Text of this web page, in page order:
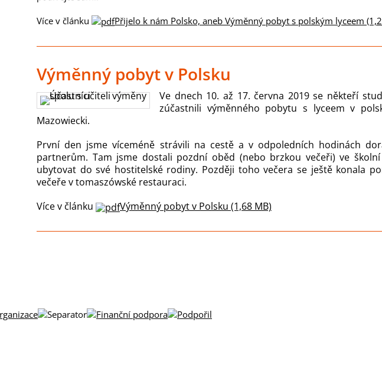
Více v článku Přijelo k nám Polsko, aneb Výměnný pobyt s polským lyceem
Výměnný pobyt v Polsku
Ve dnech 10. až 17. června 2019 se někteří
zúčastnili výměnného pobytu s lyceem v
Mazowiecki.
První den jsme víceméně strávili na cestě a v odpoledních hodinách
partnerům. Tam jsme dostali pozdní oběd (nebo brzkou večeři) ve
ubytovat do své hostitelské rodiny. Později toho večera se ještě konala
večeře v tomaszówské restauraci.
Více v článku
Výměnný pobyt v Polsku (1,68 MB)